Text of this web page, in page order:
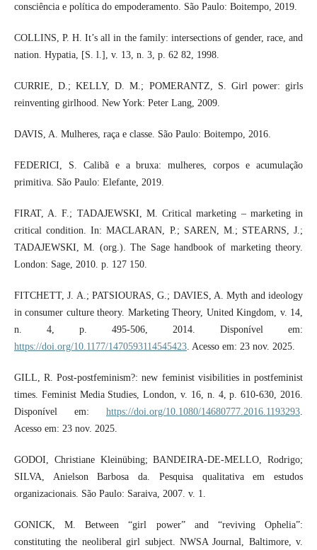
consciência e política do empoderamento. São Paulo: Boitempo, 2019.
COLLINS, P. H. It’s all in the family: intersections of gender, race, and
nation. Hypatia, [S. l.], v. 13, n. 3, p. 62 82, 1998.
CURRIE, D.; KELLY, D. M.; POMERANTZ, S. Girl power: girls
reinventing girlhood. New York: Peter Lang, 2009.
DAVIS, A. Mulheres, raça e classe. São Paulo: Boitempo, 2016.
FEDERICI, S. Calibã e a bruxa: mulheres, corpos e acumulação
primitiva. São Paulo: Elefante, 2019.
FIRAT, A. F.; TADAJEWSKI, M. Critical marketing – marketing in
critical condition. In: MACLARAN, P.; SAREN, M.; STEARNS, J.;
TADAJEWSKI, M. (org.). The Sage handbook of marketing theory.
London: Sage, 2010. p. 127 150.
FITCHETT, J. A.; PATSIOURAS, G.; DAVIES, A. Myth and ideology
in consumer culture theory. Marketing Theory, United Kingdom, v. 14,
n. 4, p. 495-506, 2014. Disponível em:
https://doi.org/10.1177/1470593114545423. Acesso em: 23 nov. 2025.
GILL, R. Post-postfeminism?: new feminist visibilities in postfeminist
times. Feminist Media Studies, London, v. 16, n. 4, p. 610‑630, 2016.
Disponível em:https://doi.org/10.1080/14680777.2016.1193293.
Acesso em: 23 nov. 2025.
GODOI, Christiane Kleinübing; BANDEIRA-DE-MELLO, Rodrigo;
SILVA, Anielson Barbosa da. Pesquisa qualitativa em estudos
organizacionais. São Paulo: Saraiva, 2007. v. 1.
GONICK, M. Between “girl power” and “reviving Ophelia”:
constituting the neoliberal girl subject. NWSA Journal, Baltimore, v.